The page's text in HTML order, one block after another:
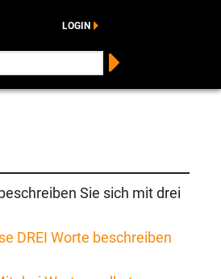
LOGIN
Sie sich mit drei
DREI Worte beschreiben